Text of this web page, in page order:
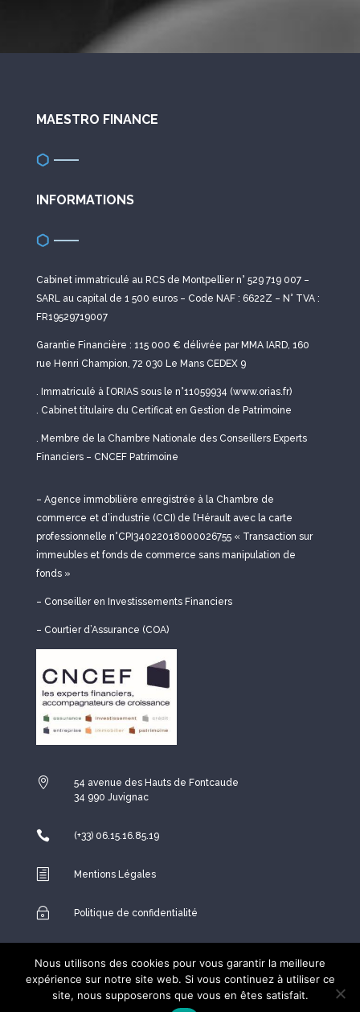
MAESTRO FINANCE
INFORMATIONS
Cabinet immatriculé au RCS de Montpellier n° 529 719 007 –
SARL au capital de 1 500 euros – Code NAF : 6622Z – N° TVA :
FR19529719007
Garantie Financière : 115 000 € délivrée par MMA IARD, 160
rue Henri Champion, 72 030 Le Mans CEDEX 9
. Immatriculé à l’ORIAS sous le n°11059934 (www.orias.fr)
. Cabinet titulaire du Certificat en Gestion de Patrimoine
. Membre de la Chambre Nationale des Conseillers Experts
Financiers – CNCEF Patrimoine
– Agence immobilière enregistrée à la Chambre de
commerce et d’industrie (CCI) de l’Hérault avec la carte
professionnelle n°CPI34022018000026755 « Transaction sur
immeubles et fonds de commerce sans manipulation de
fonds »
– Conseiller en Investissements Financiers
– Courtier d’Assurance (COA)

54 avenue des Hauts de Fontcaude
34 990 Juvignac
 (+33) 06.15.16.85.19
h Mentions Légales
~ Politique de confidentialité
Copyright ©2026Network and Web– Tout droit réservés
Nous utilisons des cookies pour vous garantir la meilleure
expérience sur notre site web. Si vous continuez à utiliser ce
site, nous supposerons que vous en êtes satisfait.